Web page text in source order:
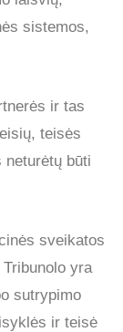
sistemos,
ir tas
teisės
būti
sveikatos
yra
sutrypimo
ir teisė